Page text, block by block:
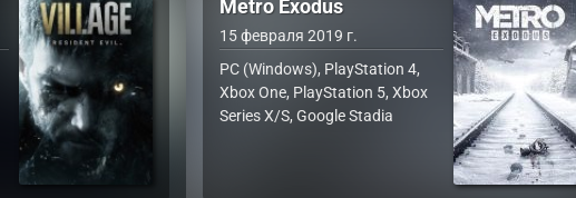
Metro Exodus
15 февраля 2019 г.
PC (Windows), PlayStation 4,
Xbox One, PlayStation 5, Xbox
Series X/S, Google Stadia